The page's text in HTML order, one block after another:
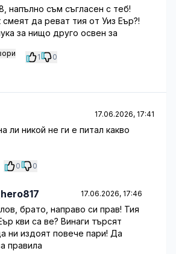
напълно съм съгласен с теб!
смеят да реват тия от Уиз Еър?!
за нищо друго освен за
1 0
17.06.2026, 17:41
ли никой не ги е питал какво
0 0
17.06.2026, 17:46
брато, направо си прав! Тия
кви са ве? Винаги търсят
ни издоят повече пари! Да
правила